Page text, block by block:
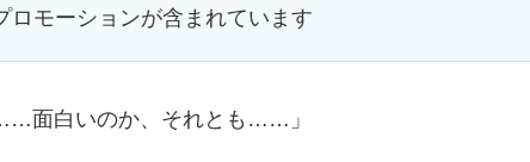
ロモーションが含まれています
面白いのか、それとも……」